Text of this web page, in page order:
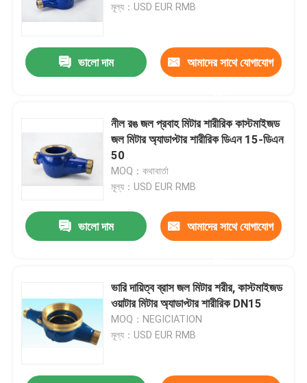
মূল্য：USD EUR RMB
ভালো দাম আমাদের সাথে যোগাযোগ
নীল রঙ জল প্রবাহ মিটার শারীরিক কাস্টমাইজড
জল মিটার অ্যাডাপ্টার শারীরিক ডিএন 15-ডিএন
50
MOQ：কথাবার্তা
মূল্য：USD EUR RMB
ভালো দাম আমাদের সাথে যোগাযোগ
ভারি দায়িত্ব ব্রাস জল মিটার শরীর, কাস্টমাইজড
ওয়াটার মিটার অ্যাডাপ্টার শারীরিক DN15
MOQ：NEGICIATION
মূল্য：USD EUR RMB